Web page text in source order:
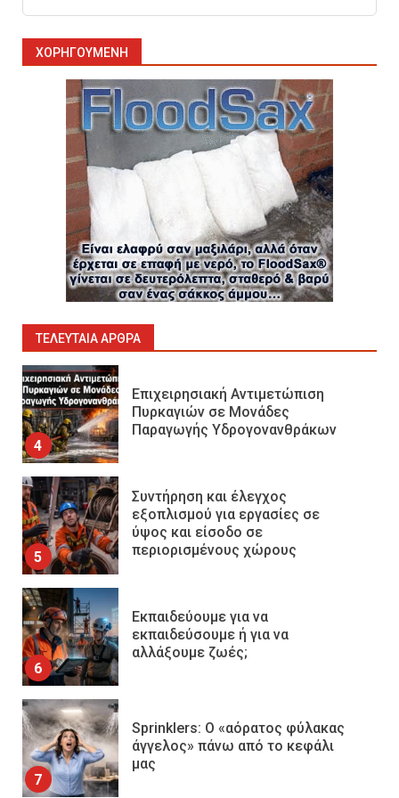
ΧΟΡΗΓΟΎΜΕΝΗ
ΤΕΛΕΥΤΑΊΑ ΆΡΘΡΑ
Πυρόσβεση και Διάσωση σε
Πυροσβεστικοί Αυλοί στην
Ελλάδα
3
Πυρασφάλεια των Διυλιστηρίων
και τα Διεθνή Πρότυπα
4
Επιχειρησιακή Αντιμετώπιση
Πυρκαγιών σε Μονάδες
Παραγωγής Υδρογονανθράκων
5
Συντήρηση και έλεγχος
εξοπλισμού για εργασίες σε
ύψος και είσοδο σε
περιορισμένους χώρους
6
Εκπαιδεύουμε για να
εκπαιδεύσουμε ή για να
αλλάξουμε ζωές;
7
Sprinklers: Ο «αόρατος φύλακας
άγγελος» πάνω από το κεφάλι
μας